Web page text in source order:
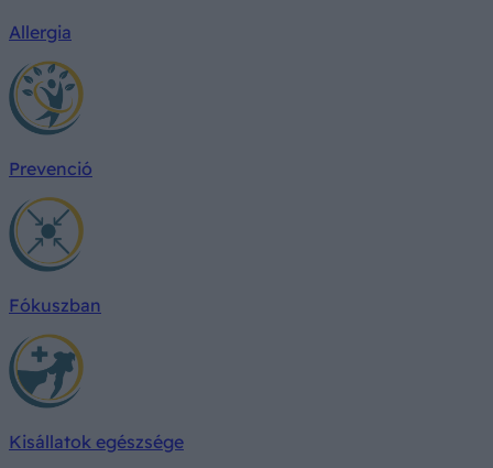
Allergia
Prevenció
Fókuszban
Kisállatok egészsége